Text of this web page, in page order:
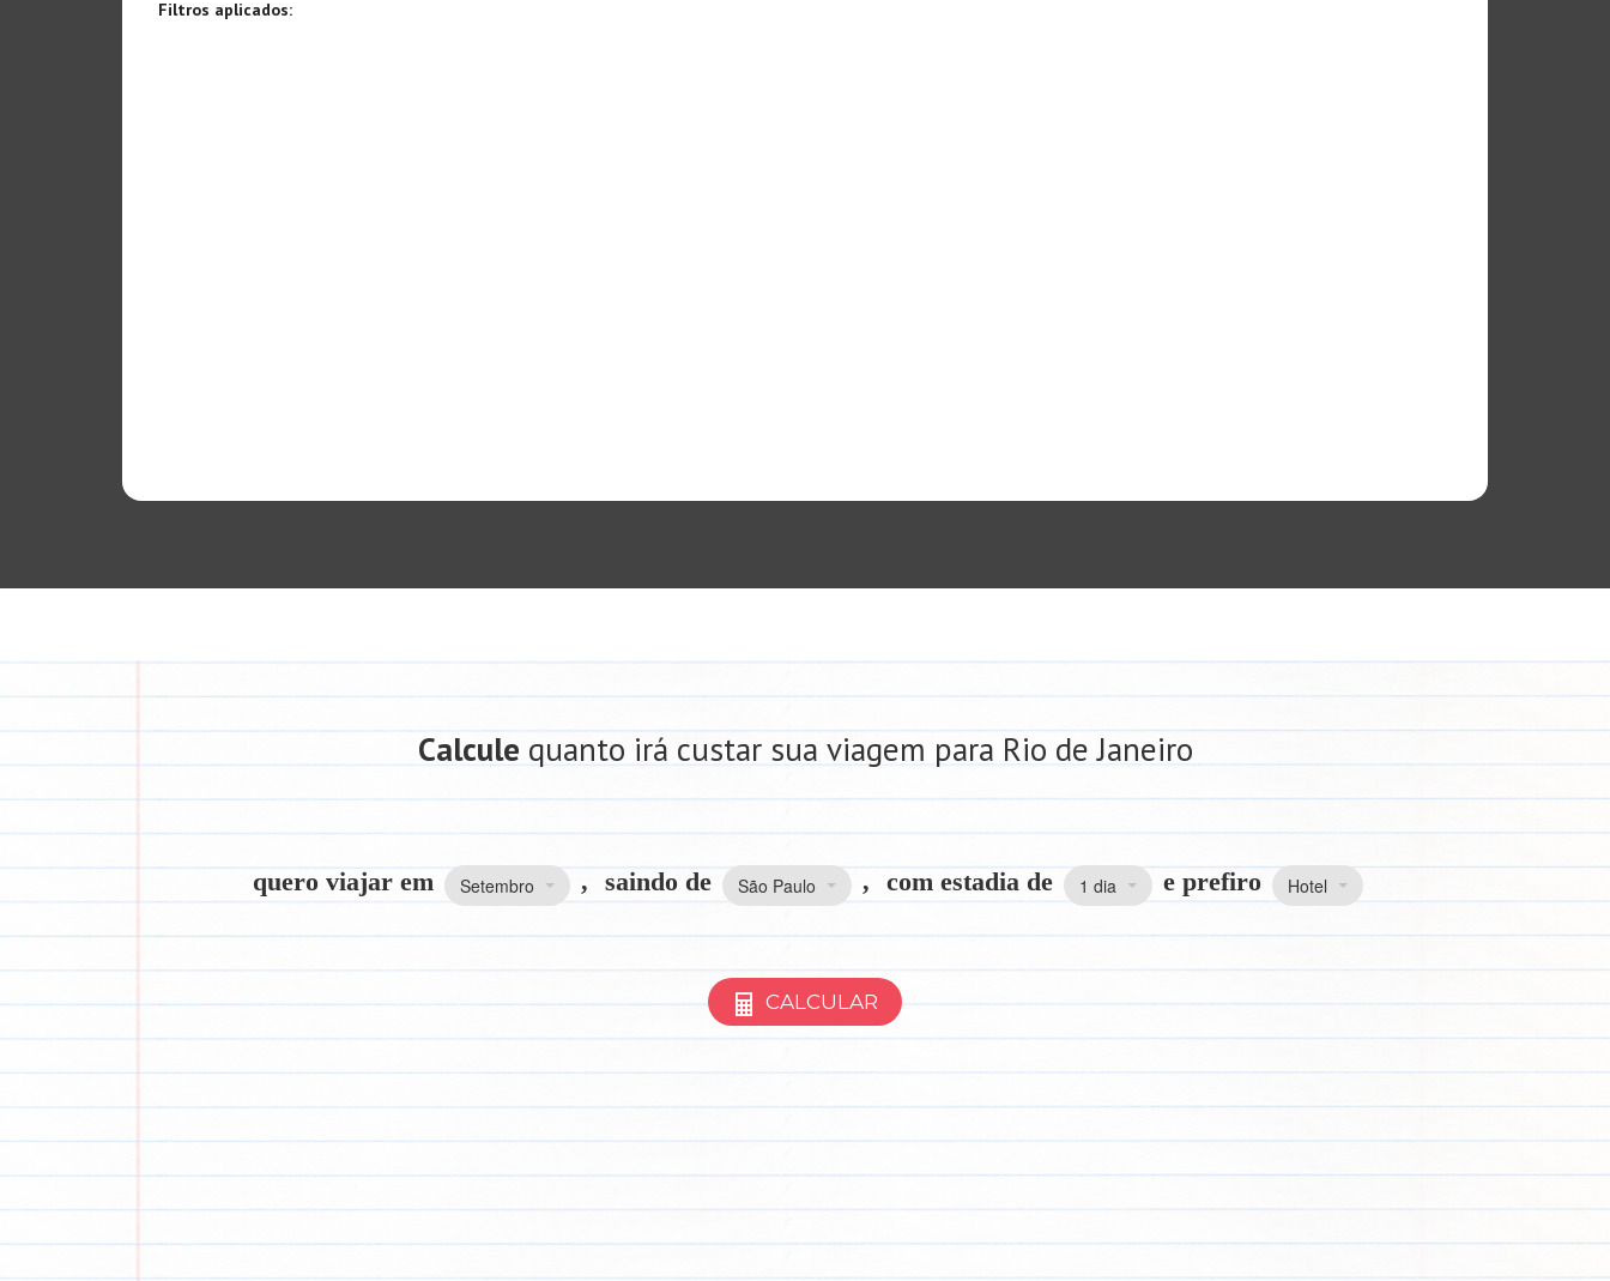
Filtros aplicados:
Calcule quanto irá custar sua viagem para Rio de Janeiro
quero viajar em Setembro , saindo de São Paulo , com estadia de 1 dia e prefiro Hotel
CALCULAR